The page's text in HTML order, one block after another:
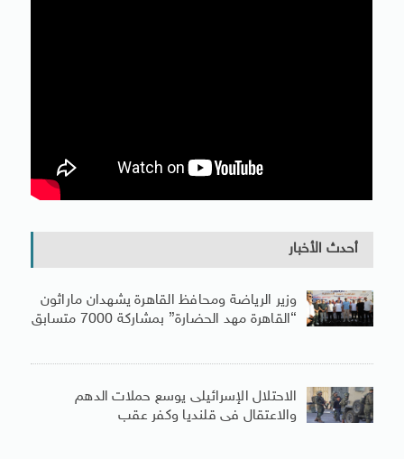
أحدث الأخبار
وزير الرياضة ومحافظ القاهرة يشهدان ماراثون
“القاهرة مهد الحضارة” بمشاركة 7000 متسابق
الاحتلال الإسرائيلى يوسع حملات الدهم
والاعتقال فى قلنديا وكفر عقب